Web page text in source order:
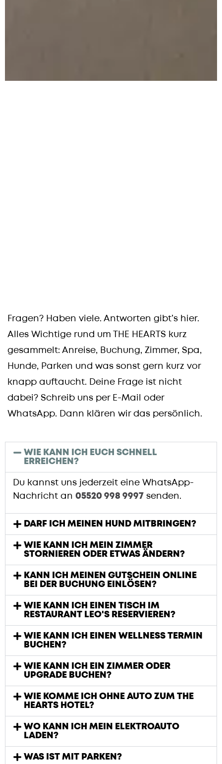
Fragen? Haben viele. Antworten gibt’s hier.
Alles Wichtige rund um THE HEARTS kurz
gesammelt: Anreise, Buchung, Zimmer, Spa,
Hunde, Parken und was sonst gern kurz vor
knapp auftaucht. Deine Frage ist nicht
dabei? Schreib uns per E-Mail oder
WhatsApp. Dann klären wir das persönlich.
WIE KANN ICH EUCH SCHNELL
ERREICHEN?
Du kannst uns jederzeit eine WhatsApp-
Nachricht an 05520 998 9997 senden.
DARF ICH MEINEN HUND MITBRINGEN?
WIE KANN ICH MEIN ZIMMER
STORNIEREN ODER ETWAS ÄNDERN?
KANN ICH MEINEN GUTSCHEIN ONLINE
BEI DER BUCHUNG EINLÖSEN?
WIE KANN ICH EINEN TISCH IM
RESTAURANT LEO'S RESERVIEREN?
WIE KANN ICH EINEN WELLNESS TERMIN
BUCHEN?
WIE KANN ICH EIN ZIMMER ODER
UPGRADE BUCHEN?
WIE KOMME ICH OHNE AUTO ZUM THE
HEARTS HOTEL?
WO KANN ICH MEIN ELEKTROAUTO
LADEN?
WAS IST MIT PARKEN?